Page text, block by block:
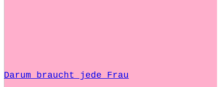
Darum braucht jede Frau